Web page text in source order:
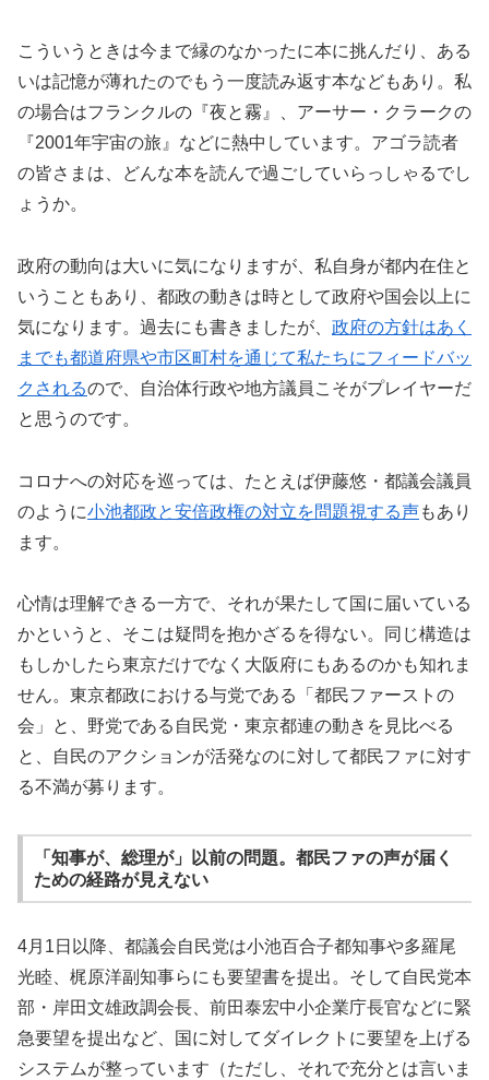
こういうときは今まで縁のなかったに本に挑んだり、ある
いは記憶が薄れたのでもう一度読み返す本などもあり。私
の場合はフランクルの『夜と霧』、アーサー・クラークの
『2001年宇宙の旅』などに熱中しています。アゴラ読者
の皆さまは、どんな本を読んで過ごしていらっしゃるでし
ょうか。
政府の動向は大いに気になりますが、私自身が都内在住と
いうこともあり、都政の動きは時として政府や国会以上に
気になります。過去にも書きましたが、 政府の方針はあく
までも都道府県や市区町村を通じて私たちにフィードバッ
クされるので、自治体行政や地方議員こそがプレイヤーだ
と思うのです。
コロナへの対応を巡っては、たとえば伊藤悠・都議会議員
のように小池都政と安倍政権の対立を問題視する声もあり
ます。
心情は理解できる一方で、それが果たして国に届いている
かというと、そこは疑問を抱かざるを得ない。同じ構造は
もしかしたら東京だけでなく大阪府にもあるのかも知れま
せん。東京都政における与党である「都民ファーストの
会」と、野党である自民党・東京都連の動きを見比べる
と、自民のアクションが活発なのに対して都民ファに対す
る不満が募ります。
「知事が、総理が」以前の問題。都民ファの声が届く
ための経路が見えない
4月1日以降、都議会自民党は小池百合子都知事や多羅尾
光睦、梶原洋副知事らにも要望書を提出。そして自民党本
部・岸田文雄政調会長、前田泰宏中小企業庁長官などに緊
急要望を提出など、国に対してダイレクトに要望を上げる
システムが整っています（ただし、それで充分とは言いま